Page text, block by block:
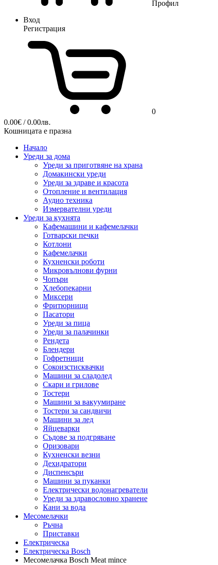
Профил
Вход
Регистрация
0
0.00€ / 0.00лв.
Кошницата е празна
Начало
Уреди за дома
Уреди за приготвяне на храна
Домакински уреди
Уреди за здраве и красота
Отопление и вентилация
Аудио техника
Измервателни уреди
Уреди за кухнята
Кафемашини и кафемелачки
Готварски печки
Котлони
Кафемелачки
Кухненски роботи
Микровълнови фурни
Чопъри
Хлебопекарни
Миксери
Фритюрници
Пасатори
Уреди за пица
Уреди за палачинки
Рендета
Блендери
Гофретници
Сокоизстисквачки
Машини за сладолед
Скари и грилове
Тостери
Машини за вакуумиране
Тостери за сандвичи
Машини за лед
Яйцеварки
Съдове за подгряване
Оризовари
Кухненски везни
Дехидратори
Диспенсъри
Машини за пуканки
Електрически водонагреватели
Уреди за здравословно хранене
Кани за вода
Месомелачки
Ръчна
Приставки
Електрическа
Електрическа Bosch
Месомелачка Bosch Meat mince